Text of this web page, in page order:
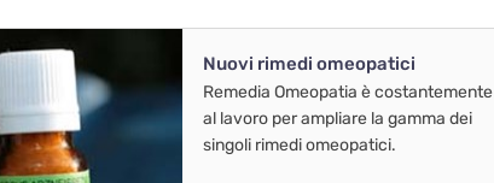
Nuovi rimedi omeopatici
Remedia Omeopatia è costantemente
al lavoro per ampliare la gamma dei
singoli rimedi omeopatici.